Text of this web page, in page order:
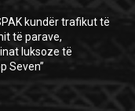
kundër trafikut të
të parave,
luksoze të
Seven”